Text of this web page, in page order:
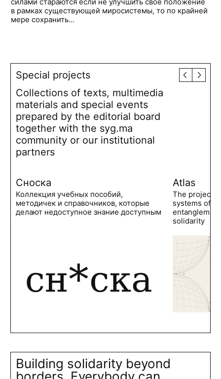
в рамках существующей миросистемы, то по крайней
мере сохранить...
Special projects
Collections of texts, multimedia
materials and special events
prepared by the editorial board
together with the syg.ma
community or our institutional
partners
Сноска
Коллекция учебных пособий,
методичек и справочников, которые
делают недоступное знание доступным
Atlas
The project
systems of
solidarity
Building solidarity beyond